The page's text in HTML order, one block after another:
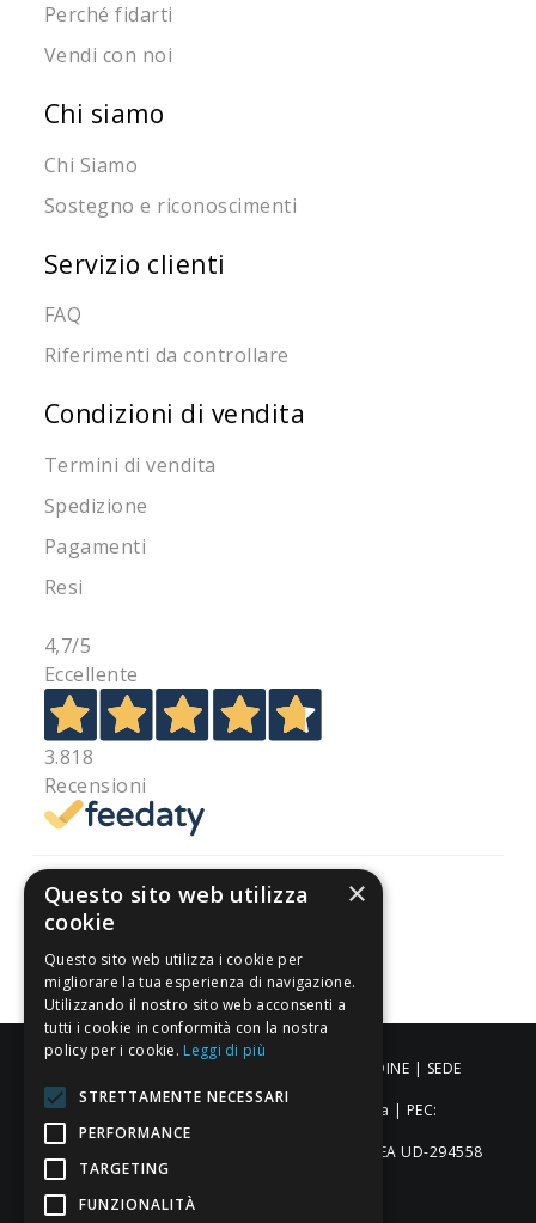
Perché fidarti
Vendi con noi
Chi siamo
Chi Siamo
Sostegno e riconoscimenti
Servizio clienti
FAQ
Riferimenti da controllare
Condizioni di vendita
Termini di vendita
Spedizione
Pagamenti
Resi
4,7/5
Eccellente
3.818
Recensioni
Pagamenti sicuri
ALDIGIÙ S.R.L. | Via Cortazzis 15 33100 - UDINE | SEDE
OPERATIVA: Via del Progresso 3 - Padova | PEC:
aldigiusrl@pec.it | C.F. e P.IVA 02873920306 REA UD-294558
Capitale sociale: € 27.086,97
×
Questo sito web utilizza
cookie
Questo sito web utilizza i cookie per
migliorare la tua esperienza di navigazione.
Utilizzando il nostro sito web acconsenti a
tutti i cookie in conformità con la nostra
policy per i cookie. Leggi di più
STRETTAMENTE NECESSARI
PERFORMANCE
TARGETING
FUNZIONALITÀ